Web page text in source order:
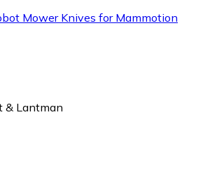
Mower Knives for Mammotion
& Lantman